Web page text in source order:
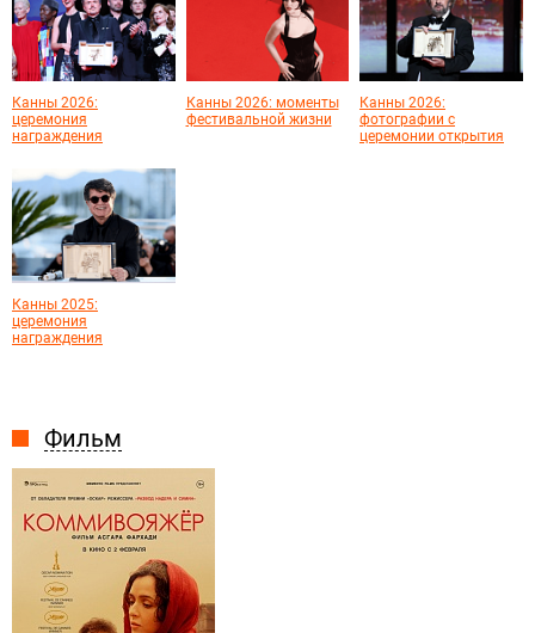
Фильм
Канны 2026:
церемония
награждения
Канны 2026: моменты
фестивальной жизни
Канны 2026:
фотографии с
церемонии открытия
Канны 2025:
церемония
награждения